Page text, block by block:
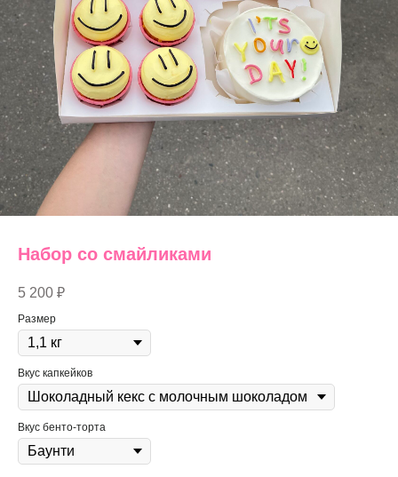
Набор со смайликами
5 200 ₽
Размер
Вкус капкейков
Вкус бенто-торта